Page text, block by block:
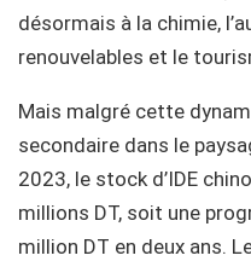
désormais à la chimie,
renouvelables et le
Mais malgré cette
secondaire dans le
2023, le stock d’IDE
millions DT, soit une
million DT en deux ans.